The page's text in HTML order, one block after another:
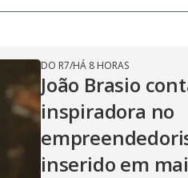
DO R7/HÁ 8 HORAS
João Brasio
inspiradora no
inserido em